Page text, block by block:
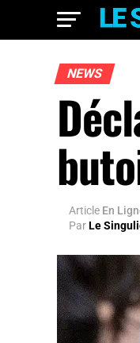
NEWS
Article En
ParLe